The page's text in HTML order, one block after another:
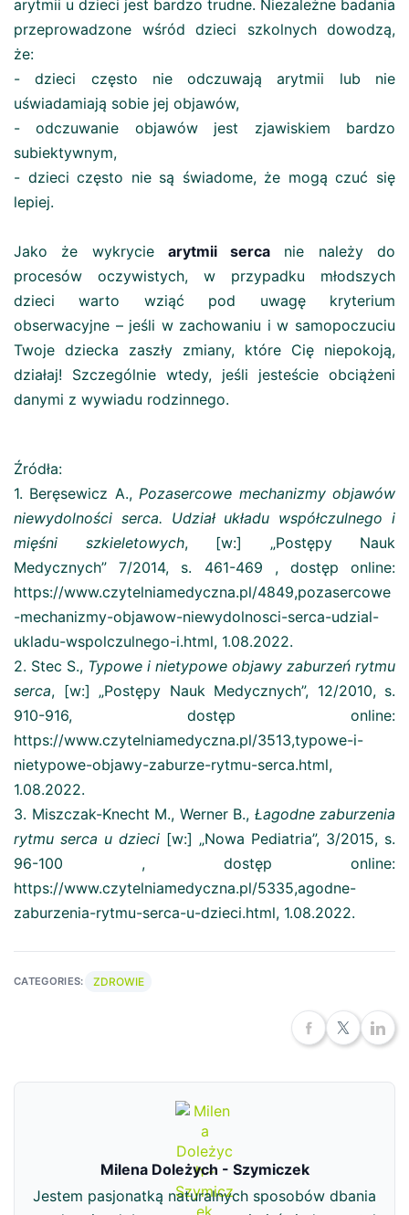
arytmii u dzieci jest bardzo trudne. Niezależne badania
przeprowadzone wśród dzieci szkolnych dowodzą,
że:
- dzieci często nie odczuwają arytmii lub nie
uświadamiają sobie jej objawów,
- odczuwanie objawów jest zjawiskiem bardzo
subiektywnym,
- dzieci często nie są świadome, że mogą czuć się
lepiej.
Jako że wykrycie arytmii serca nie należy do
procesów oczywistych, w przypadku młodszych
dzieci warto wziąć pod uwagę kryterium
obserwacyjne – jeśli w zachowaniu i w samopoczuciu
Twoje dziecka zaszły zmiany, które Cię niepokoją,
działaj! Szczególnie wtedy, jeśli jesteście obciążeni
danymi z wywiadu rodzinnego.
Źródła:
1. Beręsewicz A., Pozasercowe mechanizmy objawów
niewydolności serca. Udział układu współczulnego i
mięśni szkieletowych, [w:] „Postępy Nauk
Medycznych” 7/2014, s. 461-469 , dostęp online:
https://www.czytelniamedyczna.pl/4849,pozasercowe
-mechanizmy-objawow-niewydolnosci-serca-udzial-
ukladu-wspolczulnego-i.html, 1.08.2022.
2. Stec S., Typowe i nietypowe objawy zaburzeń rytmu
serca, [w:] „Postępy Nauk Medycznych”, 12/2010, s.
910-916, dostęp online:
https://www.czytelniamedyczna.pl/3513,typowe-i-
nietypowe-objawy-zaburze-rytmu-serca.html,
1.08.2022.
3. Miszczak-Knecht M., Werner B., Łagodne zaburzenia
rytmu serca u dzieci [w:] „Nowa Pediatria”, 3/2015, s.
96-100 , dostęp online:
https://www.czytelniamedyczna.pl/5335,agodne-
zaburzenia-rytmu-serca-u-dzieci.html, 1.08.2022.
CATEGORIES: ZDROWIE
Milena Doleżych - Szymiczek
Jestem pasjonatką naturalnych sposobów dbania